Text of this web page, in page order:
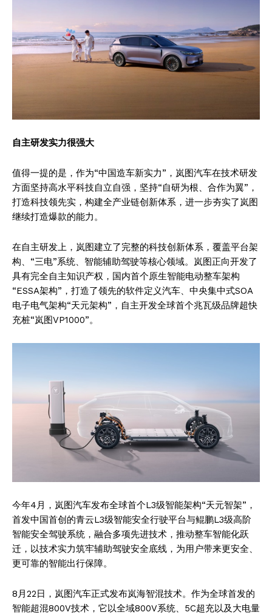
自主研发实力很强大
值得一提的是，作为“中国造车新实力”，岚图汽车在技术研发
方面坚持高水平科技自立自强，坚持“自研为根、合作为翼”，
打造科技领先实，构建全产业链创新体系，进一步夯实了岚图
继续打造爆款的能力。
在自主研发上，岚图建立了完整的科技创新体系，覆盖平台架
构、“三电”系统、智能辅助驾驶等核心领域。岚图正向开发了
具有完全自主知识产权，国内首个原生智能电动整车架构
“ESSA架构”，打造了领先的软件定义汽车、中央集中式SOA
电子电气架构“天元架构”，自主开发全球首个兆瓦级品牌超快
充桩“岚图VP1000”。
今年4月，岚图汽车发布全球首个L3级智能架构“天元智架”，
首发中国首创的青云L3级智能安全行驶平台与鲲鹏L3级高阶
智能安全驾驶系统，融合多项先进技术，推动整车智能化跃
迁，以技术实力筑牢辅助驾驶安全底线，为用户带来更安全、
更可靠的智能出行保障。
8月22日，岚图汽车正式发布岚海智混技术。作为全球首发的
智能超混800V技术，它以全域800V系统、5C超充以及大电量